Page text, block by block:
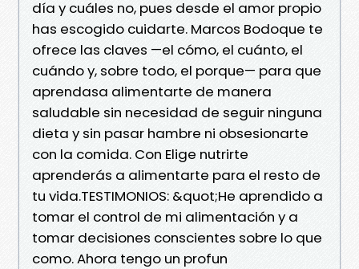
día y cuáles no, pues desde el amor propio
has escogido cuidarte. Marcos Bodoque te
ofrece las claves —el cómo, el cuánto, el
cuándo y, sobre todo, el porque— para que
aprendasa alimentarte de manera
saludable sin necesidad de seguir ninguna
dieta y sin pasar hambre ni obsesionarte
con la comida. Con Elige nutrirte
aprenderás a alimentarte para el resto de
tu vida.TESTIMONIOS: &quot;He aprendido a
tomar el control de mi alimentación y a
tomar decisiones conscientes sobre lo que
como. Ahora tengo un profun